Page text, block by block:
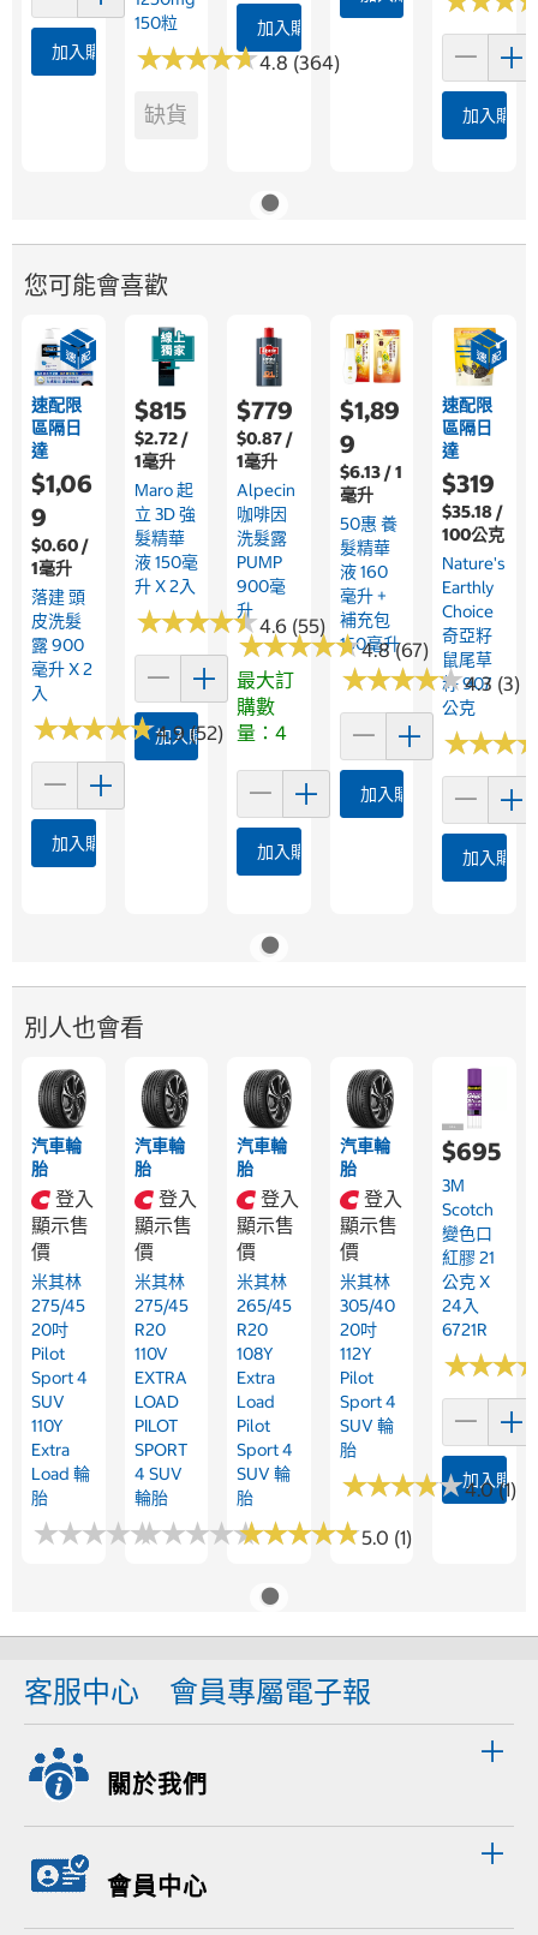
加入購物車
150粒
★★★★★
★★★★★4.8 (364)
缺貨
加入購物車
加入購物
您可能會喜歡
速配限
區隔日
達
$1,06
9
$0.60 /
1毫升
落建 頭
皮洗髮
露 900
毫升 X 2
入
★★★★★
★★★★★4.9 (52)
加入購物車
$815
$2.72 /
1毫升
Maro 起
立 3D 強
髮精華
液 150毫
升 X 2入
★★★★★
★★★★★4.6 (55)
加入購物車
$779
$0.87 /
1毫升
Alpecin
咖啡因
洗髮露
PUMP
900毫
升
★★★★★
★★★★★4.8 (67)
最大訂
購數
量：4
加入購物車
$1,89
9
$6.13 / 1
毫升
50惠 養
髮精華
液 160
毫升 +
補充包
150毫升
★★★★★
★★★★★4.3 (3)
加入購物車
速配限
區隔日
達
$319
$35.18 /
100公克
Nature's
Earthly
Choice
奇亞籽
鼠尾草
籽 907
公克
★★★
★★★
加入購物
別人也會看
汽車輪
胎
登入
顯示售
價
米其林
275/45
20吋
Pilot
Sport 4
SUV
110Y
Extra
Load 輪
胎
★★★★★
★★★★★
汽車輪
胎
登入
顯示售
價
米其林
275/45
R20
110V
EXTRA
LOAD
PILOT
SPORT
4 SUV
輪胎
★★★★★
★★★★★
汽車輪
胎
登入
顯示售
價
米其林
265/45
R20
108Y
Extra
Load
Pilot
Sport 4
SUV 輪
胎
★★★★★
★★★★★5.0 (1)
汽車輪
胎
登入
顯示售
價
米其林
305/40
20吋
112Y
Pilot
Sport 4
SUV 輪
胎
★★★★★
★★★★★4.0 (1)
$695
3M
Scotch
變色口
紅膠 21
公克 X
24入
6721R
★★★
★★★
加入購物
客服中心 會員專屬電子報
關於我們
會員中心